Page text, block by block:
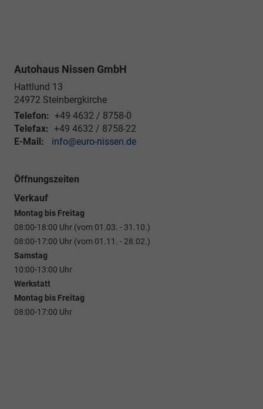
Autohaus Nissen GmbH
Hattlund 13
24972 Steinbergkirche
Telefon: +49 4632 / 8758-0
Telefax: +49 4632 / 8758-22
E-Mail:
info@euro-nissen.de
Öffnungszeiten
Verkauf
Montag bis Freitag
08:00-18:00 Uhr (vom 01.03. - 31.10.)
08:00-17:00 Uhr (vom 01.11. - 28.02.)
Samstag
10:00-13:00 Uhr
Werkstatt
Montag bis Freitag
08:00-17:00 Uhr